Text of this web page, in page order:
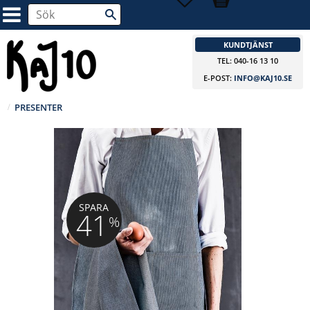
KUNDTJÄNST
TEL: 040-16 13 10
E-POST: INFO@KAJ10.SE
PRESENTER
SPARA
41 %